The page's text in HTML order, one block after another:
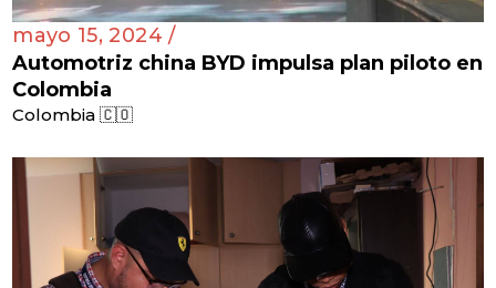
mayo 15, 2024 /
Automotriz china BYD impulsa plan piloto en
Colombia
Colombia 🇨🇴